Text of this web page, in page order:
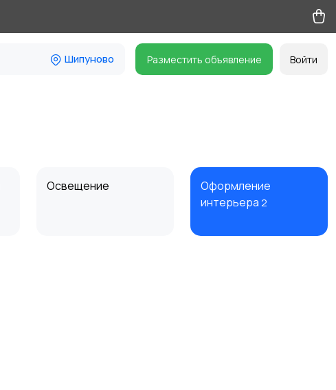
Шипуново Разместить объявление Войти
Освещение
Оформление
интерьера 2